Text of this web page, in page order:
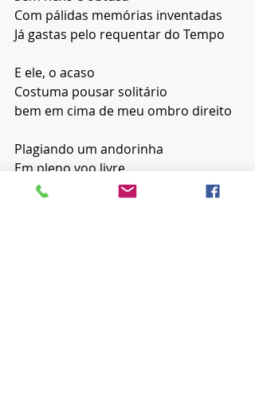
Com pálidas memórias inventadas
Já gastas pelo requentar do Tempo
E ele, o acaso
Costuma pousar solitário
bem em cima de meu ombro direito
Plagiando um andorinha
Em pleno voo livre
Que tece seu grafismo literário